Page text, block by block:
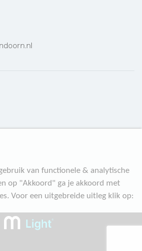
van functionele & analytische
op "Akkoord" ga je akkoord met
Voor een uitgebreide uitleg klik op: